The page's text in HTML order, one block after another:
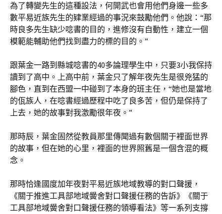
為了轉變先生的這種設法，何開武也會用他們身邊一些多
數平易近族先生的肄業經過的事況來鼓勵他們。他說：“那
時良多先生缺少唸書的目的，進修沒有自動性，建立一個
模範能輔助他們找到盡力的標的目的。”
跟葉金一路到縣城唸書的40多論理學生中，只要3小我保持
讀到了高中。上高中前，葉金只了解年夜先生是很兇猛的
腳色，直到在西盟一中碰到了本身的班主任，“她也是當地
的佤族人，在唸書經過歷程中吃了良多苦，但仍是保持了
上去，她的故事對我激勵很年夜。”
那時辰，葉金固然從教員那里傳聞過有數個關于裡面世界
的故事，但在她的心里，裡面的世界照舊是一個含混的概
念。
那時恰逢國度加年夜對平易近族地域教導的對口聲援，
《關于推進工具部地域黌舍對口聲援任務的告訴》《關于
工具部地域黌舍對口聲援任務的領導看法》等一系列支撐